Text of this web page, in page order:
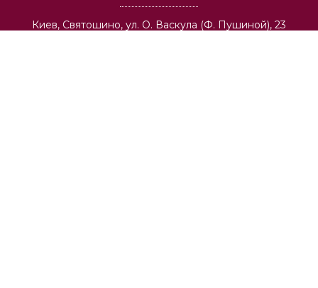
Киев, Святошино, ул. О. Васкула (Ф. Пушиной), 23